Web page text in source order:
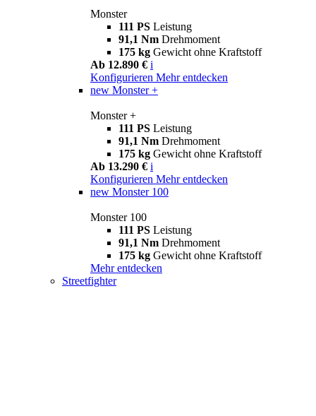
Monster
111 PS Leistung
91,1 Nm Drehmoment
175 kg Gewicht ohne Kraftstoff
Ab 12.890 € i
Konfigurieren Mehr entdecken
new Monster +
Monster +
111 PS Leistung
91,1 Nm Drehmoment
175 kg Gewicht ohne Kraftstoff
Ab 13.290 € i
Konfigurieren Mehr entdecken
new Monster 100
Monster 100
111 PS Leistung
91,1 Nm Drehmoment
175 kg Gewicht ohne Kraftstoff
Mehr entdecken
Streetfighter